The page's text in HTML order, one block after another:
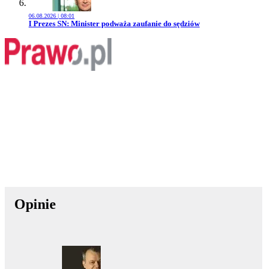
06.08.2026 | 08:01
Przejdź do artykułu:
I Prezes SN: Minister podważa zaufanie do sędziów
Opinie